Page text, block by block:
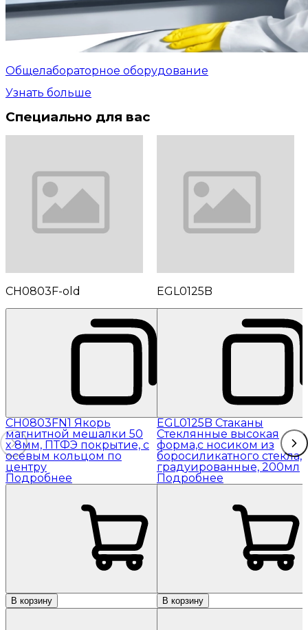
Общелабораторное оборудование
Узнать больше
Специально для вас
CH0803F-old
CH0803FN1 Якорь
магнитной мешалки 50
x 8мм, ПТФЭ покрытие, с
осевым кольцом по
центру
Подробнее
В корзину
EGL0125B
EGL0125B Стаканы
Стеклянные высокая
форма,с носиком из
боросиликатного стекла,
градуированные, 200мл
Подробнее
В корзину